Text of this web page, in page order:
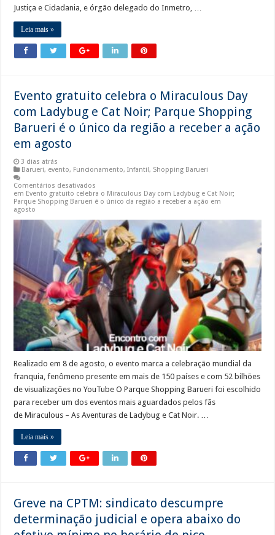
Justiça e Cidadania, e órgão delegado do Inmetro, …
Leia mais »
Evento gratuito celebra o Miraculous Day
com Ladybug e Cat Noir; Parque Shopping
Barueri é o único da região a receber a ação
em agosto
3 dias atrás
Barueri, evento, Funcionamento,Infantil, Shopping Barueri
Comentários desativados
em Evento gratuito celebra o Miraculous Day com Ladybug e Cat Noir;
Parque Shopping Barueri é o único da região a receber a ação em
agosto
Realizado em 8 de agosto, o evento marca a celebração mundial da
franquia, fenômeno presente em mais de 150 países e com 52 bilhões
de visualizações no YouTube O Parque Shopping Barueri foi escolhido
para receber um dos eventos mais aguardados pelos fãs
de Miraculous – As Aventuras de Ladybug e Cat Noir. …
Leia mais »
Greve na CPTM: sindicato descumpre
determinação judicial e opera abaixo do